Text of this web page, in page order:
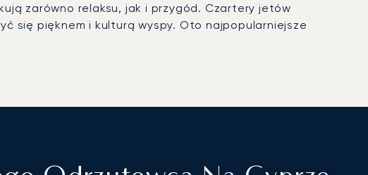
zarówno relaksu, jak i przygód. Czartery jetów
się pięknem i kulturą wyspy. Oto najpopularniejsze